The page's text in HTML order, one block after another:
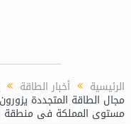
الرئيسية أخبار الطاقة
مجال الطاقة المتجددة
مستوى المملكة فى منطقة